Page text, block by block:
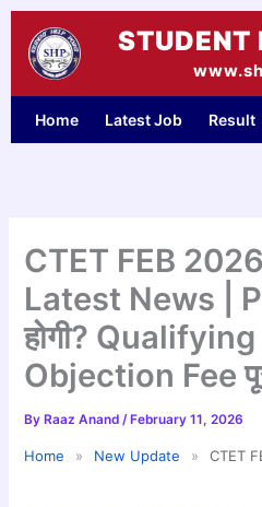
Skip
content
STUDENT
Home Latest Job Result
CTET FEB
Latest News |
होगी?
Objection Fee
By Raaz Anand/ February 11, 2026
Home » New Update » CTET